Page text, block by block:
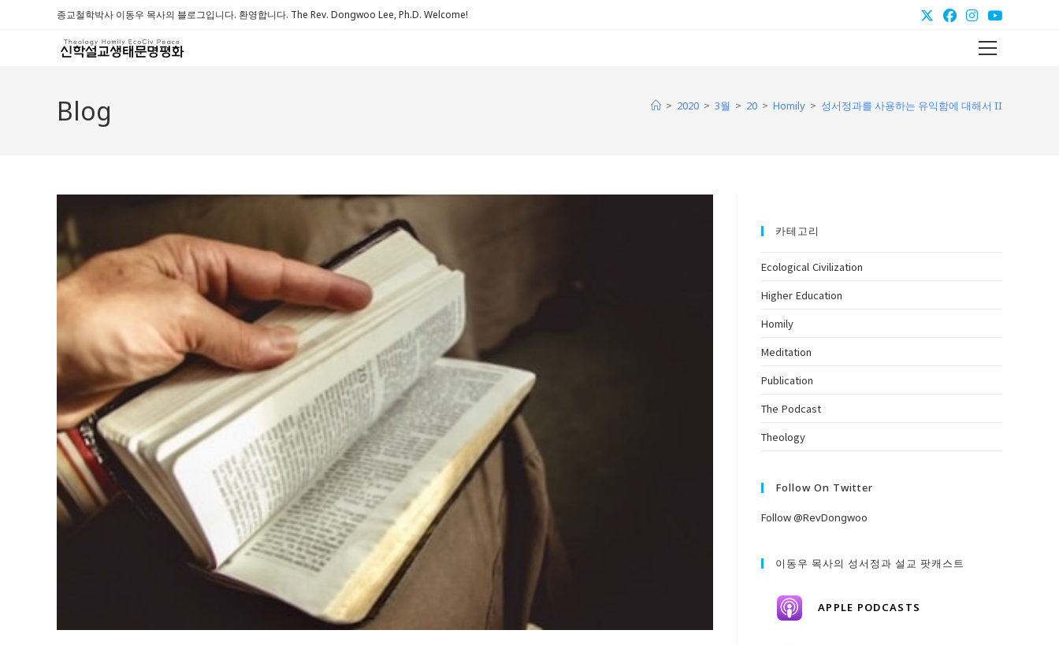
종교철학박사 이동우 목사의 블로그입니다. 환영합니다. The Rev. Dongwoo Lee, Ph.D. Welcome!
Main
Blog > 2020 > 3월 > 20 > Homily > 성서정과를 사용하는 유익함에 대해서 II
카테고리
Ecological Civilization
Higher Education
Homily
Meditation
Publication
The Podcast
Theology
Follow On Twitter
Follow @RevDongwoo
이동우 목사의 성서정과 설교 팟캐스트
APPLE PODCASTS